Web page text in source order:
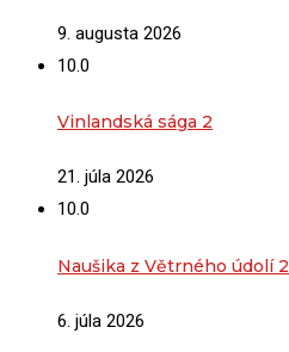
9. augusta 2026
10.0
Vinlandská sága 2
21. júla 2026
10.0
Naušika z Větrného údolí 2
6. júla 2026